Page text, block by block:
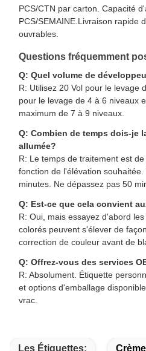
PCS/CTN par carton. Capacité
PCS/SEMAINE.Livraison rapide
ouvrables.
Questions fréquemment
Q: Quel volume de
R: Utilisez 20 Vol pour le levage
pour le levage de 4 à 6 niveaux
maximum de 7 à 9 niveaux.
Q: Combien de temps dois-je
allumée?
R: Le temps de traitement est
fonction de l'élévation
minutes. Ne dépassez pas 50
Q: Est-ce que cela convient
R: Oui, mais essayez d'abord
colorés peuvent s'élever de
correction de couleur avant de
Q: Offrez-vous des services
R: Absolument. Étiquette
et options d'emballage
vrac.
Les Étiquettes: